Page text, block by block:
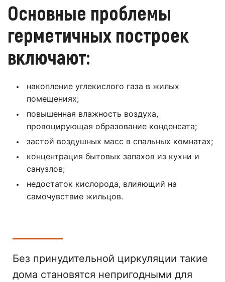
Основные проблемы
герметичных построек
включают:
накопление углекислого газа в жилых
помещениях;
повышенная влажность воздуха,
провоцирующая образование конденсата;
застой воздушных масс в спальных комнатах;
концентрация бытовых запахов из кухни и
санузлов;
недостаток кислорода, влияющий на
самочувствие жильцов.
Без принудительной циркуляции такие
дома становятся непригодными для